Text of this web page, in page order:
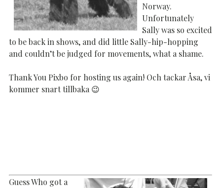
Norway.
Unfortunately
Sally was so excited
to be back in shows, and did little Sally-hip-hopping
and couldn’t be judged for movements, what a shame.
Thank You Pixbo for hosting us again! Och tackar Åsa, vi
kommer snart tillbaka 😉
Guess Who got a